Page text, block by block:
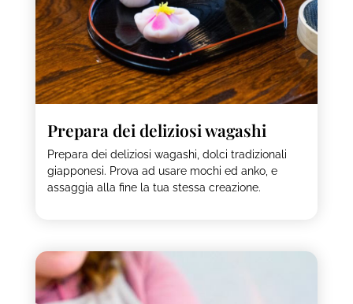
Prepara dei deliziosi wagashi
Prepara dei deliziosi wagashi, dolci tradizionali
giapponesi. Prova ad usare mochi ed anko, e
assaggia alla fine la tua stessa creazione.